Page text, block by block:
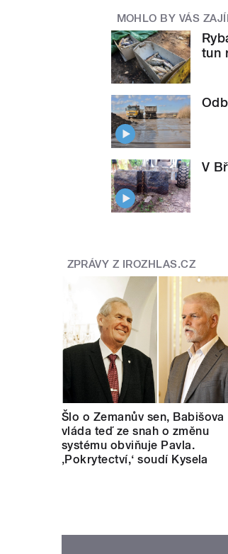
MOHLO BY VÁS
tun
V
ZPRÁVY Z IROZHLAS.CZ
Šlo o Zemanův sen, Babišova
vláda teď ze snah o změnu
systému obviňuje Pavla.
‚Pokrytectví,‘ soudí Kysela